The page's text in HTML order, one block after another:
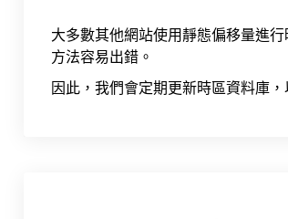
大多數其他網站使用靜態偏移量進
方法容易出錯。
因此，我們會定期更新時區資料庫